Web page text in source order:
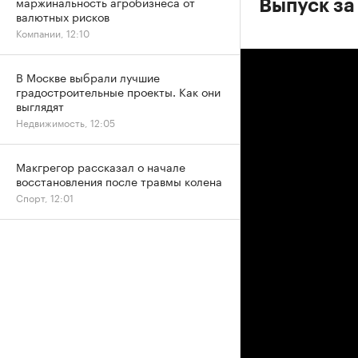
Выпуск
валютных рисков
Компании, 12:10
В Москве выбрали лучшие
градостроительные проекты. Как они
выглядят
Недвижимость, 12:05
Макгрегор рассказал о начале
восстановления после травмы колена
Спорт, 12:01